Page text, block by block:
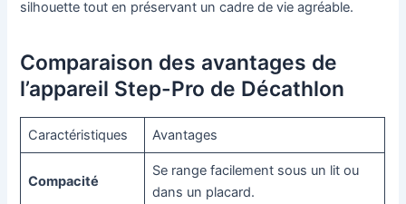
silhouette tout en préservant un cadre de vie agréable.
Comparaison des avantages de
l’appareil Step-Pro de Décathlon
Caractéristiques Avantages
Compacité
Se range facilement sous un lit ou
dans un placard.